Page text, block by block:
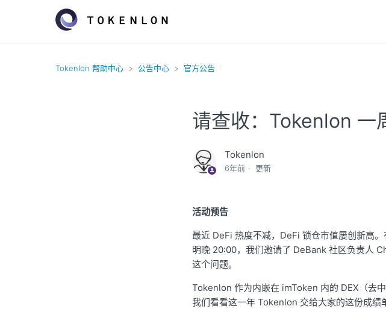
Tokenlon 帮助中心 公告中心 官方公告
请查收：Tokenlon 一
Tokenlon
6年前 更新
活动预告
最近 DeFi 热度不减，DeFi 锁仓市值屡创新高
明晚 20:00，我们邀请了 DeBank 社区负责人
这个问题。
Tokenlon 作为内嵌在 imToken 内的 DEX（去
我们看看这一年 Tokenlon 交给大家的这份成绩